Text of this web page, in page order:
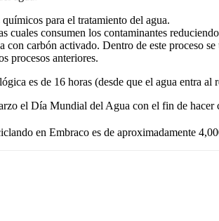
para el tratamiento del agua.
cuales consumen los contaminantes
carbón activado. Dentro de este proceso
procesos anteriores.
es de 16 horas (desde que el agua entra
el Día Mundial del Agua con el fin de
en Embraco es de aproximadamente